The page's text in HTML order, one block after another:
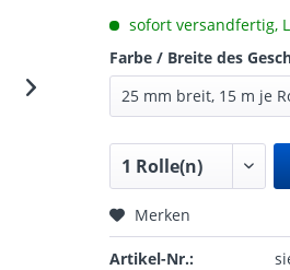
sofort versandfertig,
Farbe / Breite des
Merken
Artikel-Nr.: